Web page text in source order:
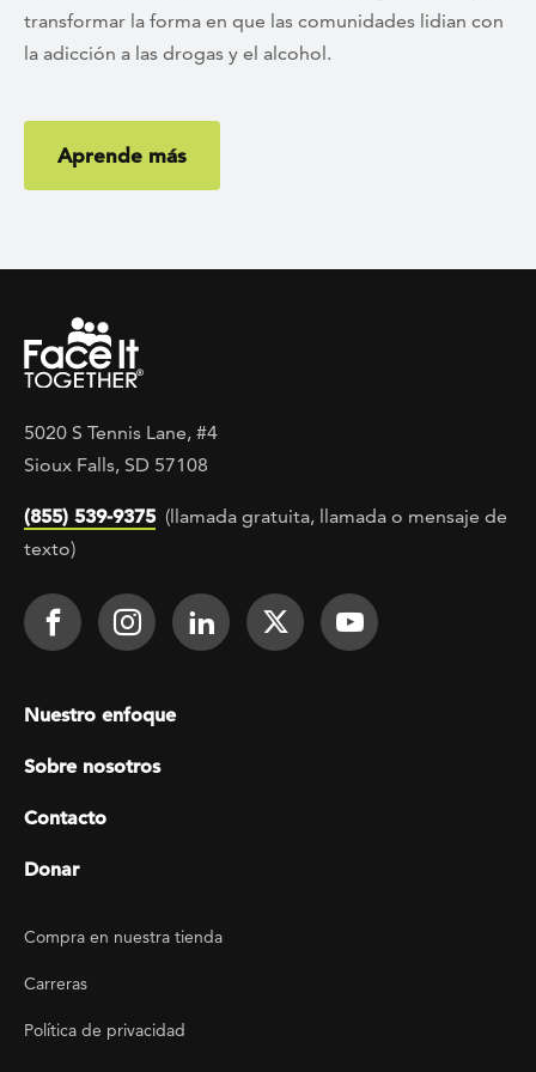
transformar la forma en que las comunidades lidian con
la adicción a las drogas y el alcohol.
Aprende más
5020 S Tennis Lane, #4
Sioux Falls, SD 57108
(855) 539-9375 (llamada gratuita, llamada o mensaje de
texto)
Footer Social
Face It TOGETHER on Facebook
Face It TOGETHER on
Face It TOGETHER on
Face ItFace It
Footer menu
Nuestro enfoque
Sobre nosotros
Contacto
Donar
Footer Utility
Compra en nuestra tienda
Carreras
Política de privacidad